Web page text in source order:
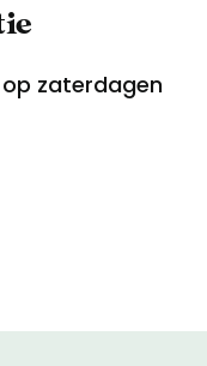
zaterdagen